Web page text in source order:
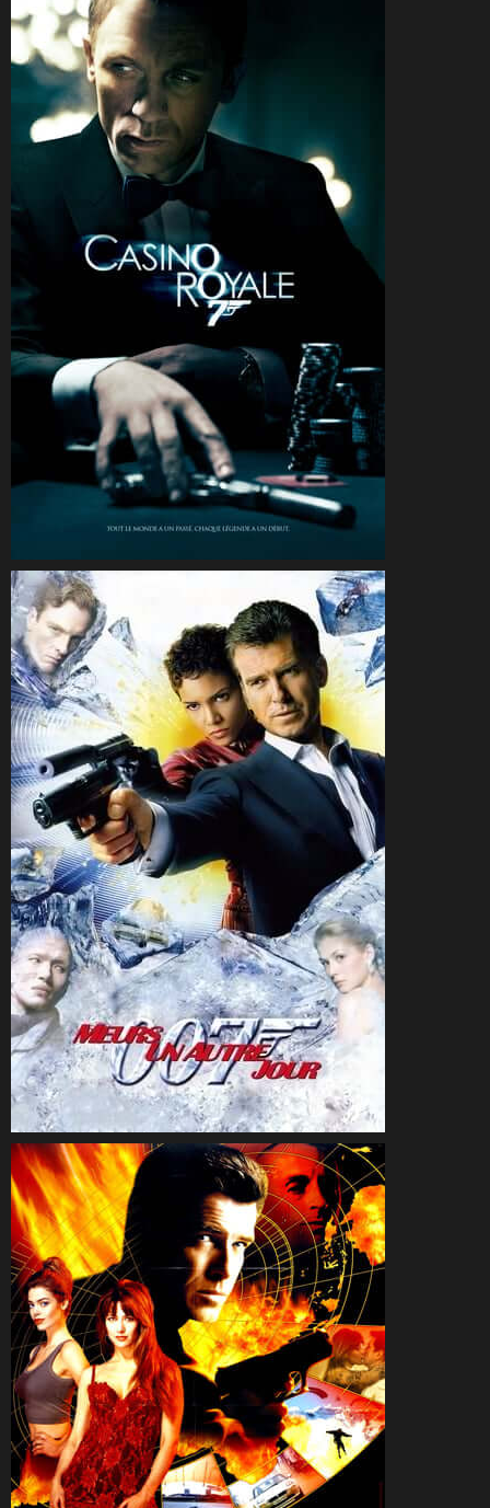
CineSam 8 novembre 2008
CineSam
CineSam 25 novembre 2002